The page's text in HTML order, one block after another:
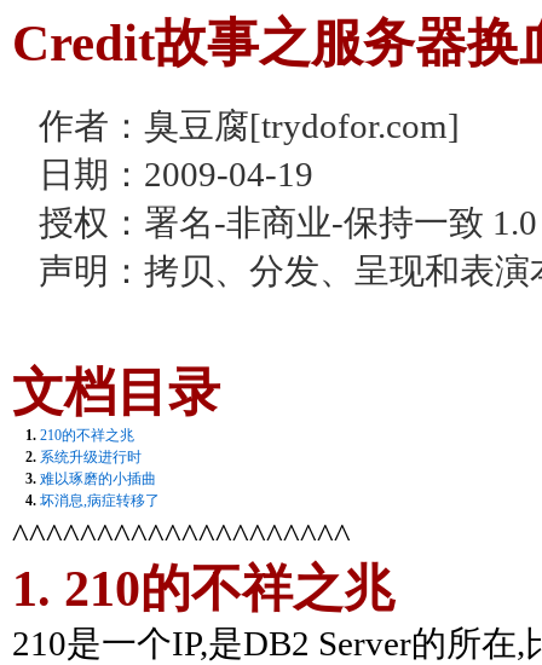
Credit故事之服务器换
作者：臭豆腐[trydofor.com]
日期：2009-04-19
授权：署名-非商业-保持一致
声明：拷贝、分发、呈现和表
文档目录
1. 210的不祥之兆
2. 系统升级进行时
3. 难以琢磨的小插曲
4. 坏消息,病症转移了
^^^^^^^^^^^^^^^^^^^^
1. 210的不祥之兆
210是一个IP,是DB2 Server的所在